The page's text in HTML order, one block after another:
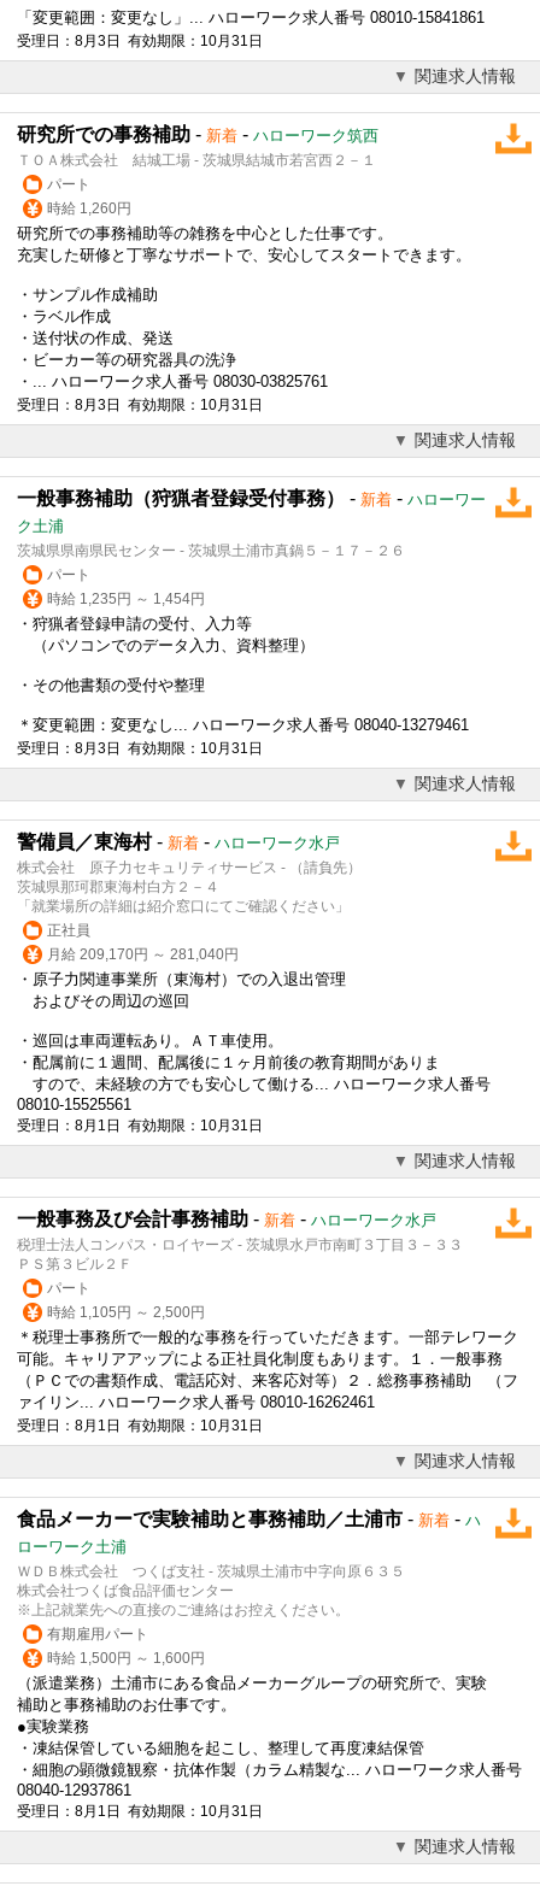
「変更範囲：変更なし」... ハローワーク求人番号 08010-15841861
受理日：8月3日 有効期限：10月31日
関連求人情報
研究所での事務補助 - 新着 - ハローワーク筑西
ＴＯＡ株式会社 結城工場 - 茨城県結城市若宮西２－１
パート
時給 1,260円
研究所での事務補助等の雑務を中心とした仕事です。
充実した研修と丁寧なサポートで、安心してスタートできます。
・サンプル作成補助
・ラベル作成
・送付状の作成、発送
・ビーカー等の研究器具の洗浄
・... ハローワーク求人番号 08030-03825761
受理日：8月3日 有効期限：10月31日
関連求人情報
一般事務補助（狩猟者登録受付事務） - 新着 - ハローワー
ク土浦
茨城県県南県民センター - 茨城県土浦市真鍋５－１７－２６
パート
時給 1,235円 ～ 1,454円
・狩猟者登録申請の受付、入力等
（パソコンでのデータ入力、資料整理）
・その他書類の受付や整理
＊変更範囲：変更なし... ハローワーク求人番号 08040-13279461
受理日：8月3日 有効期限：10月31日
関連求人情報
警備員／東海村- 新着 - ハローワーク水戸
株式会社 原子力セキュリティサービス - （請負先）
茨城県那珂郡東海村白方２－４
「就業場所の詳細は紹介窓口にてご確認ください」
正社員
月給 209,170円 ～ 281,040円
・原子力関連事業所（東海村）での入退出管理
およびその周辺の巡回
・巡回は車両運転あり。ＡＴ車使用。
・配属前に１週間、配属後に１ヶ月前後の教育期間がありま
すので、未経験の方でも安心して働ける... ハローワーク求人番号
08010-15525561
受理日：8月1日 有効期限：10月31日
関連求人情報
一般事務及び会計事務補助 - 新着 - ハローワーク水戸
税理士法人コンパス・ロイヤーズ - 茨城県水戸市南町３丁目３－３３
ＰＳ第３ビル２Ｆ
パート
時給 1,105円 ～ 2,500円
＊税理士事務所で一般的な事務を行っていただきます。一部テレワーク
可能。キャリアアップによる正社員化制度もあります。１．一般事務
（ＰＣでの書類作成、電話応対、来客応対等）２．総務事務補助 （フ
ァイリン... ハローワーク求人番号 08010-16262461
受理日：8月1日 有効期限：10月31日
関連求人情報
食品メーカーで実験補助と事務補助／土浦市 - 新着 - ハ
ローワーク土浦
ＷＤＢ株式会社 つくば支社 - 茨城県土浦市中字向原６３５
株式会社つくば食品評価センター
※上記就業先への直接のご連絡はお控えください。
有期雇用パート
時給 1,500円 ～ 1,600円
（派遣業務）土浦市にある食品メーカーグループの研究所で、実験
補助と 事務補助のお仕事です。
●実験業務
・凍結保管している細胞を起こし、整理して再度凍結保管
・細胞の顕微鏡観察・抗体作製（カラム精製な... ハローワーク求人番号
08040-12937861
受理日：8月1日 有効期限：10月31日
関連求人情報